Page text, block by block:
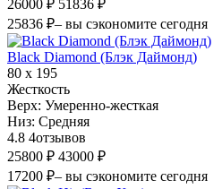
26000 ₽ 51836 ₽
25836 ₽– вы сэкономите сегодня
Black Diamond (Блэк Даймонд)
80 х 195
Жесткость
Верх: Умеренно-жесткая
Низ: Средняя
4.8 4отзывов
25800 ₽ 43000 ₽
17200 ₽– вы сэкономите сегодня